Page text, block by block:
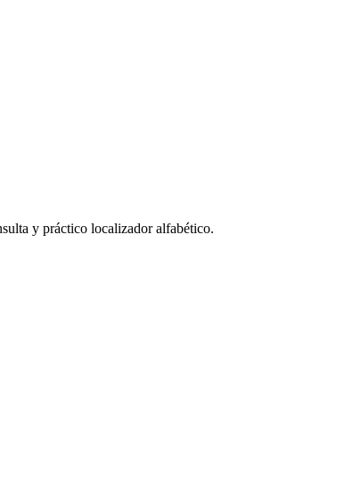
y práctico localizador alfabético.